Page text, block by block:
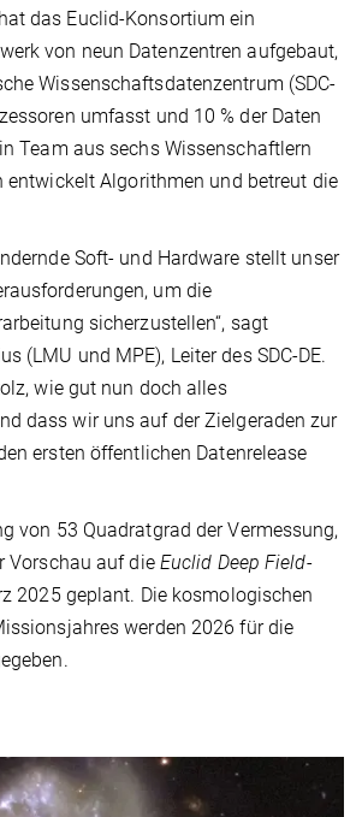
das Euclid-Konsortium ein
von neun Datenzentren aufgebaut,
Wissenschaftsdatenzentrum (SDC-
umfasst und 10 % der Daten
Team aus sechs Wissenschaftlern
entwickelt Algorithmen und betreut die
Soft- und Hardware stellt unser
um die
sicherzustellen“, sagt
(LMU und MPE), Leiter des SDC-DE.
wie gut nun doch alles
dass wir uns auf der Zielgeraden zur
ersten öffentlichen Datenrelease
von 53 Quadratgrad der Vermessung,
Vorschau auf die Euclid Deep Field-
2025 geplant. Die kosmologischen
werden 2026 für die